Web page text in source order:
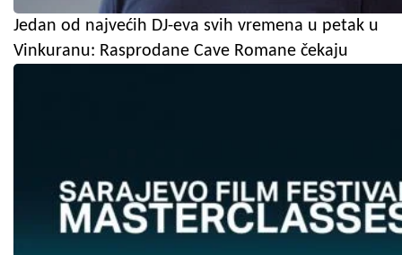
Jedan od najvećih DJ-eva svih vremena u petak u
Vinkuranu: Rasprodane Cave Romane čekaju